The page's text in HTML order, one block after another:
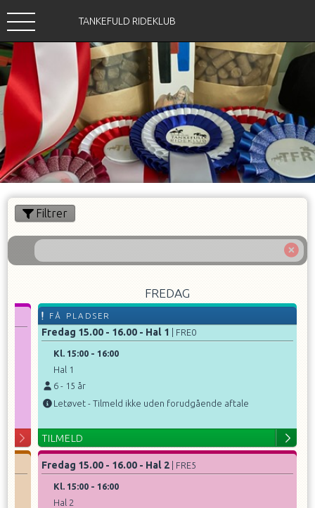
TANKEFULD RIDEKLUB
Filtrer
FREDAG
FÅ PLADSER
Fredag 15.00 - 16.00 - Hal 1 | FRE0
Kl. 15:00 - 16:00
Hal 1
6- 15 år
Letøvet - Tilmeld ikke uden forudgående aftale
TILMELD
Fredag 15.00 - 16.00 - Hal 2 | FRE5
Kl. 15:00 - 16:00
Hal 2